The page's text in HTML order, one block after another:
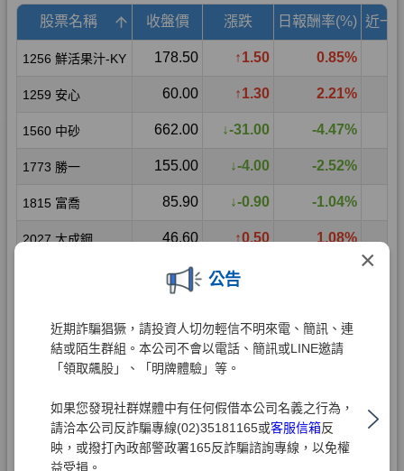
×
公告
近期詐騙猖獗，請投資人切勿輕信不明來電、簡訊、連
結或陌生群組。本公司不會以電話、簡訊或LINE邀請
「領取飆股」、「明牌體驗」等。
如果您發現社群媒體中有任何假借本公司名義之行為，
請洽本公司反詐騙專線(02)35181165或客服信箱反
映，或撥打內政部警政署165反詐騙諮詢專線，以免權
益受損。